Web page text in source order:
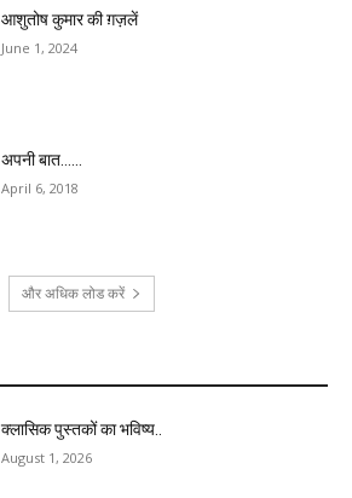
आशुतोष कुमार की ग़ज़लें
June 1, 2024
अपनी बात……
April 6, 2018
और अधिक लोड करें
क्लासिक पुस्तकों का भविष्य..
August 1, 2026